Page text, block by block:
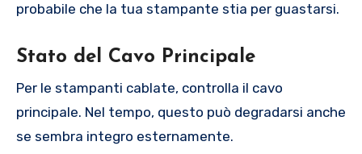
probabile che la tua stampante stia per guastarsi.
Stato del Cavo Principale
Per le stampanti cablate, controlla il cavo
principale. Nel tempo, questo può degradarsi anche
se sembra integro esternamente.